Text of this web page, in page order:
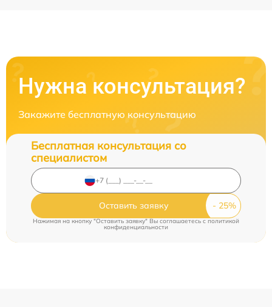
Нужна консультация?
Закажите бесплатную консультацию
Бесплатная консультация со
специалистом
Оставить заявку
Нажимая на кнопку "Оставить заявку" Вы соглашаетесь cполитикой
конфиденциальности